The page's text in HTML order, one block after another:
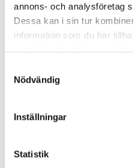
annons- och analysföretag
Dessa kan i sin tur
information som du har
samlat in när du har använt
Nödvändig
Inställningar
Statistik
Riskbedömning inför
du